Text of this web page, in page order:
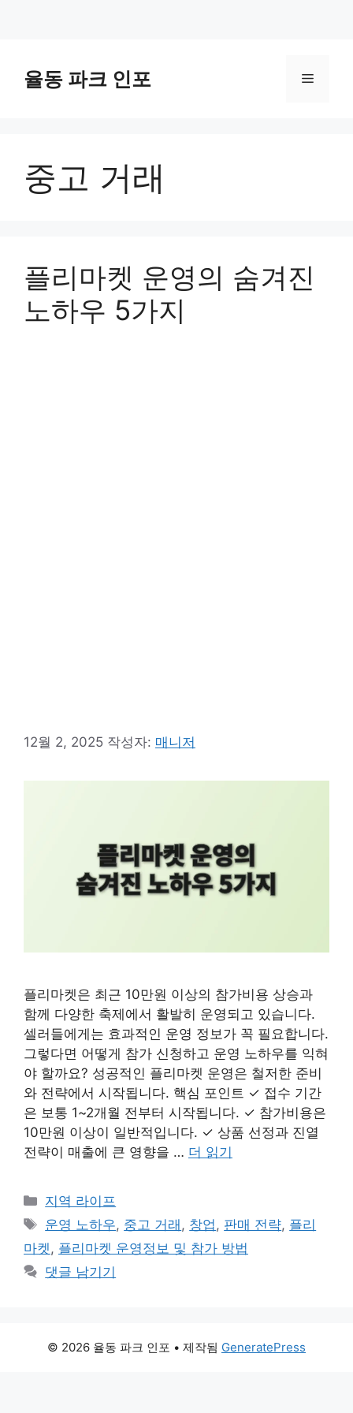
율동 파크 인포 메
중고 거래
플리마켓 운영의 숨겨진
노하우 5가지
12월 2, 2025 작성자: 매니저
플리마켓은 최근 10만원 이상의 참가비용 상승과
함께 다양한 축제에서 활발히 운영되고 있습니다.
셀러들에게는 효과적인 운영 정보가 꼭 필요합니다.
그렇다면 어떻게 참가 신청하고 운영 노하우를 익혀
야 할까요? 성공적인 플리마켓 운영은 철저한 준비
와 전략에서 시작됩니다. 핵심 포인트 ✓ 접수 기간
은 보통 1~2개월 전부터 시작됩니다. ✓ 참가비용은
10만원 이상이 일반적입니다. ✓ 상품 선정과 진열
전략이 매출에 큰 영향을 … 더 읽기
카
테
리
지역 라이프
태
그
운영 노하우, 중고 거래 , 창업, 판매 전략, 플리
마켓, 플리마켓 운영정보 및 참가 방법
댓글 남기기
© 2026 율동 파크 인포 • 제작됨 GeneratePress